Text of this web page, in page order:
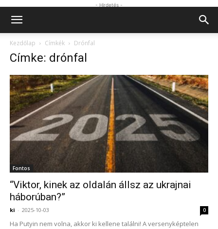
- Hirdetés -
Kezdőlap Címkék Drónfal
Címke: drónfal
Fontos
“Viktor, kinek az oldalán állsz az ukrajnai
háborúban?”
ki - 2025-10-03 0
Ha Putyin nem volna, akkor ki kellene találni! A versenyképtelen